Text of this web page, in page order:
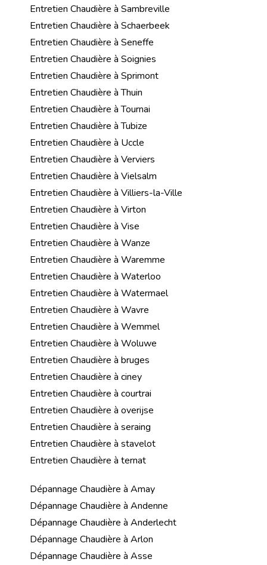
Entretien Chaudière à Sambreville
Entretien Chaudière à Schaerbeek
Entretien Chaudière à Seneffe
Entretien Chaudière à Soignies
Entretien Chaudière à Sprimont
Entretien Chaudière à Thuin
Entretien Chaudière à Tournai
Entretien Chaudière à Tubize
Entretien Chaudière à Uccle
Entretien Chaudière à Verviers
Entretien Chaudière à Vielsalm
Entretien Chaudière à Villiers-la-Ville
Entretien Chaudière à Virton
Entretien Chaudière à Vise
Entretien Chaudière à Wanze
Entretien Chaudière à Waremme
Entretien Chaudière à Waterloo
Entretien Chaudière à Watermael
Entretien Chaudière à Wavre
Entretien Chaudière à Wemmel
Entretien Chaudière à Woluwe
Entretien Chaudière à bruges
Entretien Chaudière à ciney
Entretien Chaudière à courtrai
Entretien Chaudière à overijse
Entretien Chaudière à seraing
Entretien Chaudière à stavelot
Entretien Chaudière à ternat
Dépannage Chaudière à Amay
Dépannage Chaudière à Andenne
Dépannage Chaudière à Anderlecht
Dépannage Chaudière à Arlon
Dépannage Chaudière à Asse